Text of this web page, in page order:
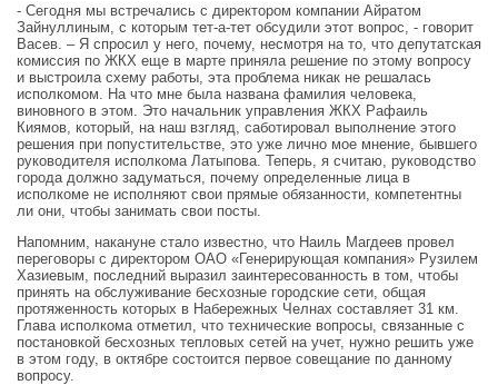
- Сегодня мы встречались с директором компании Айратом
Зайнуллиным, с которым тет-а-тет обсудили этот вопрос, - говорит
Васев. – Я спросил у него, почему, несмотря на то, что депутатская
комиссия по ЖКХ еще в марте приняла решение по этому вопросу
и выстроила схему работы, эта проблема никак не решалась
исполкомом. На что мне была названа фамилия человека,
виновного в этом. Это начальник управления ЖКХ Рафаиль
Киямов, который, на наш взгляд, саботировал выполнение этого
решения при попустительстве, это уже лично мое мнение, бывшего
руководителя исполкома Латыпова. Теперь, я считаю, руководство
города должно задуматься, почему определенные лица в
исполкоме не исполняют свои прямые обязанности, компетентны
ли они, чтобы занимать свои посты.
Напомним, накануне стало известно, что Наиль Магдеев провел
переговоры с директором ОАО «Генерирующая компания» Рузилем
Хазиевым, последний выразил заинтересованность в том, чтобы
принять на обслуживание бесхозные городские сети, общая
протяженность которых в Набережных Челнах составляет 31 км.
Глава исполкома отметил, что технические вопросы, связанные с
постановкой бесхозных тепловых сетей на учет, нужно решить уже
в этом году, в октябре состоится первое совещание по данному
вопросу.